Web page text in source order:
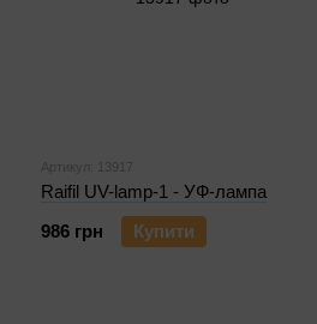
Артикул: 13917
Raifil UV-lamp-1 - УФ-лампа
986 грн
Купити